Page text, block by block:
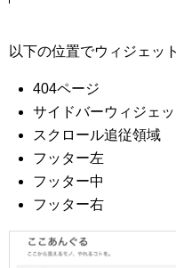
以下の位置でウィジェッ
404ページ
サイドバーウィジェッ
スクロール追従領域
フッター左
フッター中
フッター右